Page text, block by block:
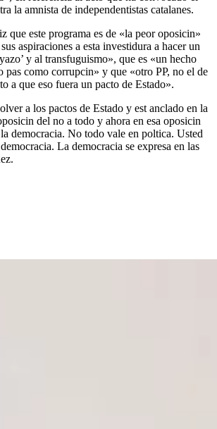
la amnista de independentistas catalanes.
que este programa es de «la peor oposicin»
aspiraciones a esta investidura a hacer un
y al transfuguismo», que es «un hecho
pas como corrupcin» y que «otro PP, no el de
a que eso fuera un pacto de Estado».
a los pactos de Estado y est anclado en la
del no a todo y ahora en esa oposicin
democracia. No todo vale en poltica. Usted
La democracia se expresa en las